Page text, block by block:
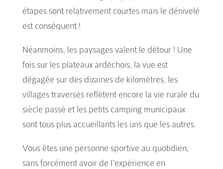
étapes sont relativement courtes mais le dénivelé
est conséquent !
Néanmoins, les paysages valent le détour ! Une
fois sur les plateaux ardéchois, la vue est
dégagée sur des dizaines de kilomètres, les
villages traversés reflètent encore la vie rurale du
siècle passé et les petits camping municipaux
sont tous plus accueillants les uns que les autres.
Vous êtes une personne sportive au quotidien,
sans forcément avoir de l’expérience en